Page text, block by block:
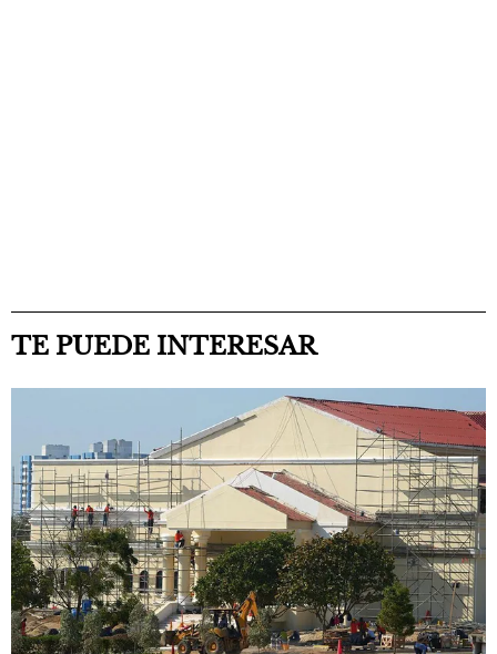
TE PUEDE INTERESAR